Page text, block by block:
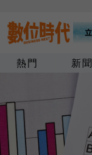
熱門 新聞